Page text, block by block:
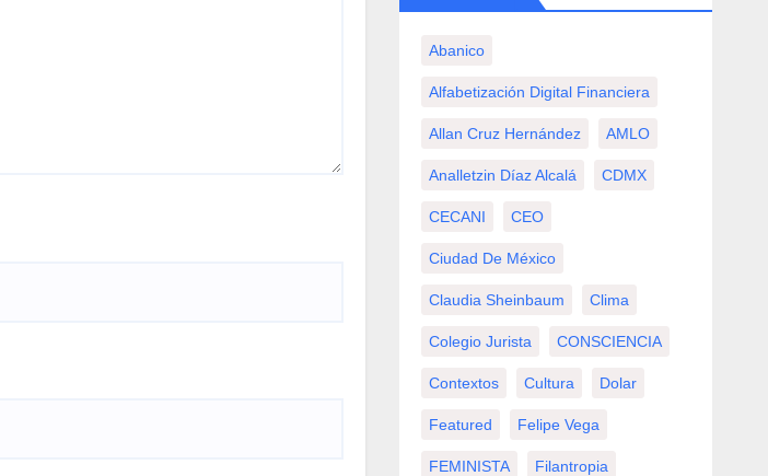
Abanico
Alfabetización Digital Financiera
Allan Cruz Hernández AMLO
Analletzin Díaz Alcalá CDMX
CECANI CEO
Ciudad De México
Claudia Sheinbaum Clima
Colegio Jurista CONSCIENCIA
Contextos Cultura Dolar
Featured Felipe Vega
FEMINISTA Filantropia